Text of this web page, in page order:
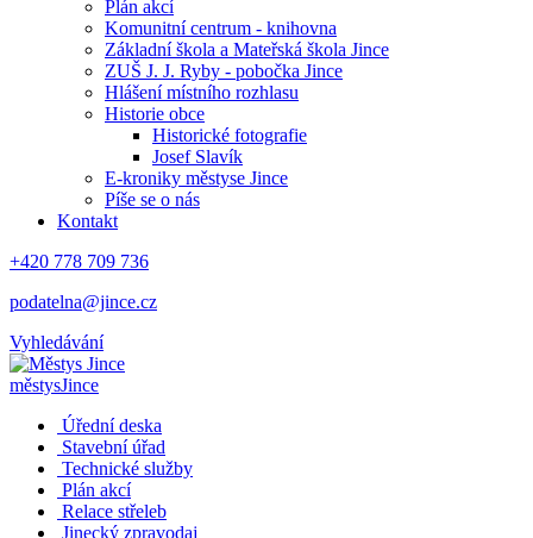
Plán akcí
Komunitní centrum - knihovna
Základní škola a Mateřská škola Jince
ZUŠ J. J. Ryby - pobočka Jince
Hlášení místního rozhlasu
Historie obce
Historické fotografie
Josef Slavík
E-kroniky městyse Jince
Píše se o nás
Kontakt
+420 778 709 736
podatelna@jince.cz
Vyhledávání
městysJince
Úřední deska
Stavební úřad
Technické služby
Plán akcí
Relace střeleb
Jinecký zpravodaj